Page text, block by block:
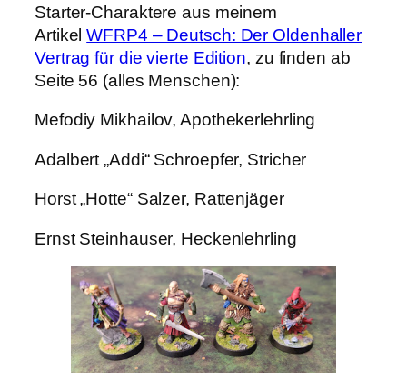
Starter-Charaktere aus meinem
ArtikelWFRP4 – Deutsch: Der Oldenhaller
Vertrag für die vierte Edition, zu finden ab
Seite 56 (alles Menschen):
Mefodiy Mikhailov, Apothekerlehrling
Adalbert „Addi“ Schroepfer, Stricher
Horst „Hotte“ Salzer, Rattenjäger
Ernst Steinhauser, Heckenlehrling